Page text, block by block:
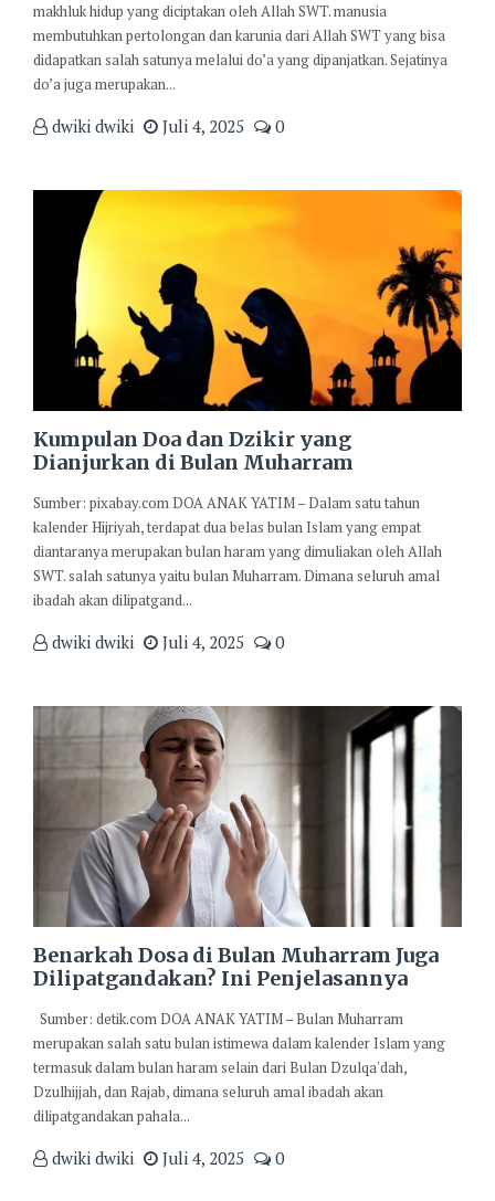
makhluk hidup yang diciptakan oleh Allah SWT. manusia
membutuhkan pertolongan dan karunia dari Allah SWT yang bisa
didapatkan salah satunya melalui do’a yang dipanjatkan. Sejatinya
do’a juga merupakan...
dwiki dwiki Juli 4, 2025 0
Kumpulan Doa dan Dzikir yang
Dianjurkan di Bulan Muharram
Sumber: pixabay.com DOA ANAK YATIM – Dalam satu tahun
kalender Hijriyah, terdapat dua belas bulan Islam yang empat
diantaranya merupakan bulan haram yang dimuliakan oleh Allah
SWT. salah satunya yaitu bulan Muharram. Dimana seluruh amal
ibadah akan dilipatgand...
dwiki dwiki Juli 4, 2025 0
Benarkah Dosa di Bulan Muharram Juga
Dilipatgandakan? Ini Penjelasannya
Sumber: detik.com DOA ANAK YATIM – Bulan Muharram
merupakan salah satu bulan istimewa dalam kalender Islam yang
termasuk dalam bulan haram selain dari Bulan Dzulqa'dah,
Dzulhijjah, dan Rajab, dimana seluruh amal ibadah akan
dilipatgandakan pahala...
dwiki dwiki Juli 4, 2025 0